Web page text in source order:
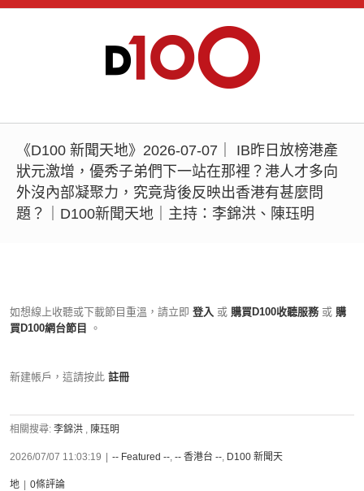
《D100 新聞天地》2026-07-07｜ IB昨日放榜港產
狀元激增，優秀子弟們下一站在那裡？港人才多向
外沒內部凝聚力，究竟背後反映出香港有甚麼問
題？｜D100新聞天地｜主持：李錦洪、陳珏明
如想線上收聽或下載節目重溫，請立即 登入 或 購買D100收聽服務 或 購
買D100網台節目
。
新建帳戶，這請按此 註冊
相關搜尋: 李錦洪 , 陳珏明
2026/07/07 11:03:19 -- Featured --, -- 香港台 --, D100 新聞天
地 0條評論